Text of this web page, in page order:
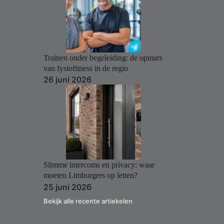
Trainen onder begeleiding: de opmars
van fysiofitness in de regio
26 juni 2026
Slimme intercoms en privacy: waar
moeten Limburgers op letten?
25 juni 2026
Bekijk alle recente artiekelen